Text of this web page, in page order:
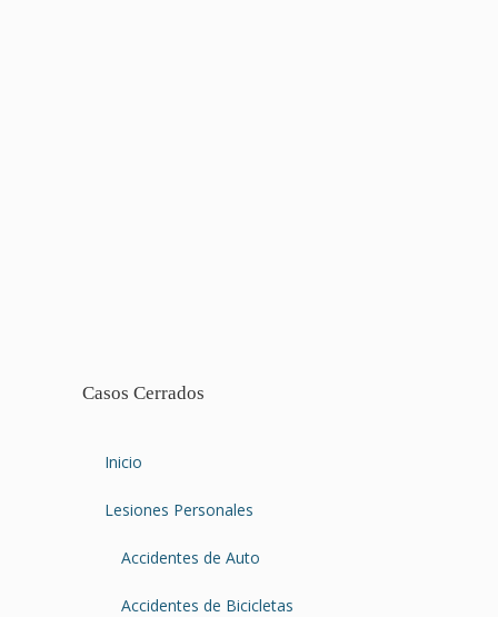
Casos Cerrados
Inicio
Lesiones Personales
Accidentes de Auto
Accidentes de Bicicletas